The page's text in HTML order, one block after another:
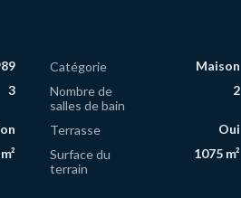
Catégorie Maison
3
Nombre de
salles de bain
2
Terrasse Oui
Surface du
terrain
1075 m²